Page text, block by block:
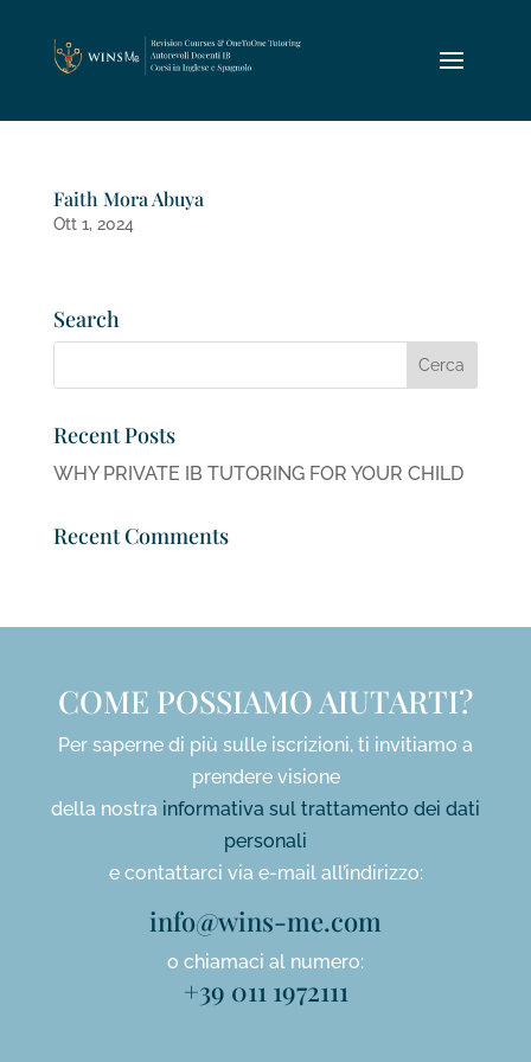
Faith Mora Abuya
Ott 1, 2024
Search
Recent Posts
WHY PRIVATE IB TUTORING FOR YOUR CHILD
Recent Comments
COME POSSIAMO AIUTARTI?
Per saperne di più sulle iscrizioni, ti invitiamo a
prendere visione
della nostra informativa sul trattamento dei dati
personali
e contattarci via e-mail all’indirizzo:
info@wins-me.com
o chiamaci al numero:
+39 011 1972111